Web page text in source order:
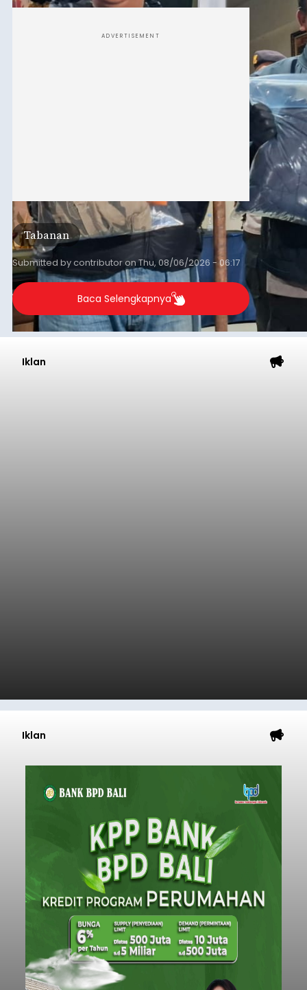
ADVERTISEMENT
Tabanan
Submitted bycontributoronThu, 08/06/2026 - 06:17
Baca Selengkapnya
Iklan
Iklan